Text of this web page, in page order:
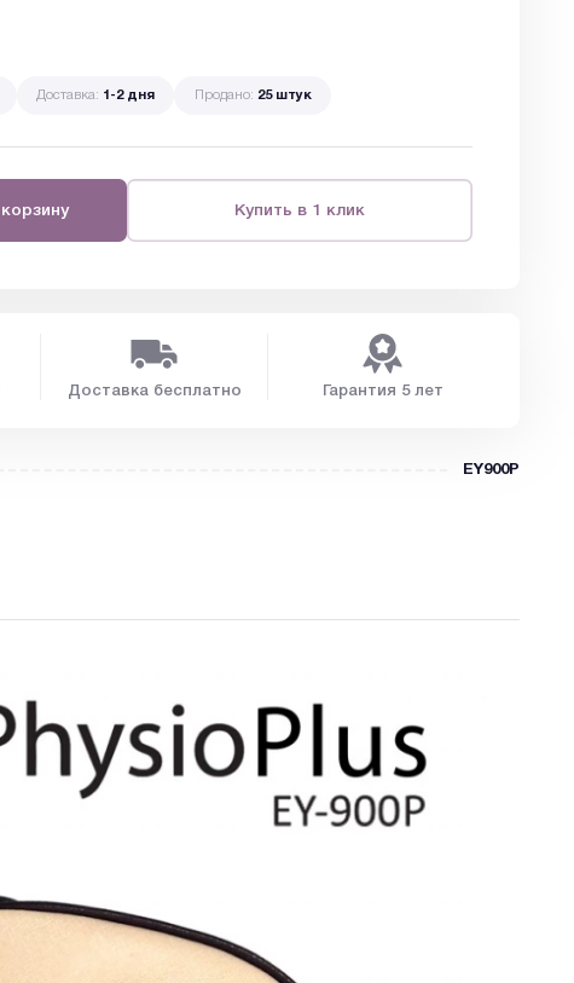
Доставка: 1-2 дня Продано: 25 штук
Купить в 1 клик
Доставка бесплатно Гарантия 5 лет
EY900P